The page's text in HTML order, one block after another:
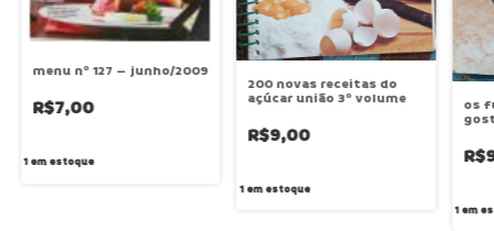
menu nº 127 – junho/2009
R$7,00
1em estoque
200 novas receitas do
açúcar união 3º volume
R$9,00
1em estoque
os
1em